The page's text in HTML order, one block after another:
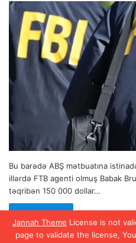
Jannah Theme License is not
page to validate the license,
Bu barədə ABŞ mətbuatına
illərdə FTB agenti olmuş Babak
təqribən 150 000 dollar…
Read More »